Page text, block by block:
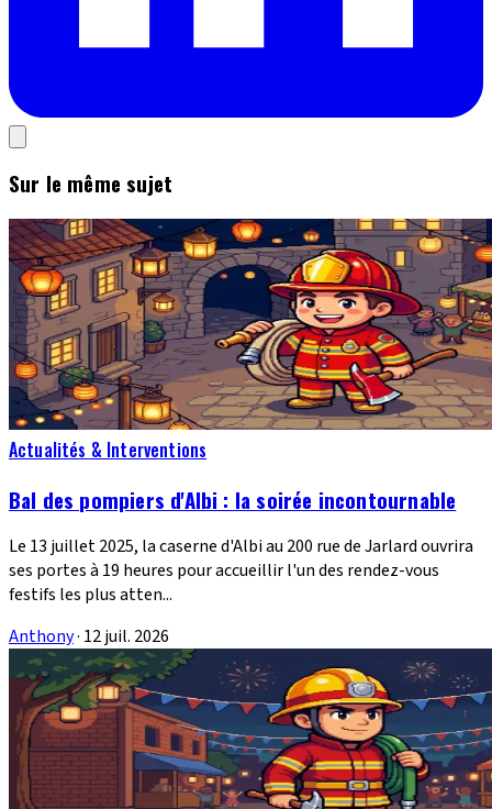
Sur le même sujet
Actualités & Interventions
Bal des pompiers d'Albi : la soirée incontournable
Le 13 juillet 2025, la caserne d'Albi au 200 rue de Jarlard ouvrira
ses portes à 19 heures pour accueillir l'un des rendez-vous
festifs les plus atten...
Anthony· 12 juil. 2026